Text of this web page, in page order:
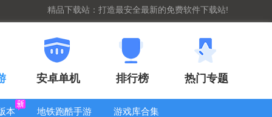
精品下载站：打造最安全最新的免费软件下载站!
安卓单机 排行榜 热门专题
本
地铁跑酷手游
游戏库合集